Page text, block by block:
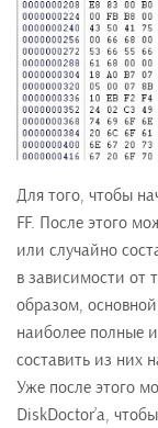
Для того, чтобы
FF. После этого
или случайно
в зависимости от
образом,
наиболее полные
составить из них
Уже после этого
DiskDoctor’а,